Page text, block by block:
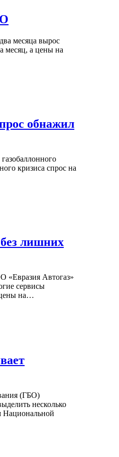
месяца вырос
месяц, а цены на
обнажил
кризиса спрос на
лишних
«Евразия Автогаз»
сервисы
на…
(ГБО)
несколько
Национальной